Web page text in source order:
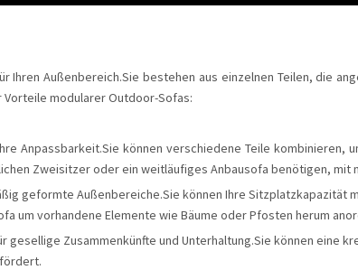
Außenbereich.Sie bestehen aus einzelnen Teilen, die
modularer Outdoor-Sofas:
Anpassbarkeit.Sie können verschiedene Teile kombinieren,
Zweisitzer oder ein weitläufiges Anbausofa benötigen,
geformte Außenbereiche.Sie können Ihre Sitzplatzkapazität
um vorhandene Elemente wie Bäume oder Pfosten herum
Zusammenkünfte und Unterhaltung.Sie können eine